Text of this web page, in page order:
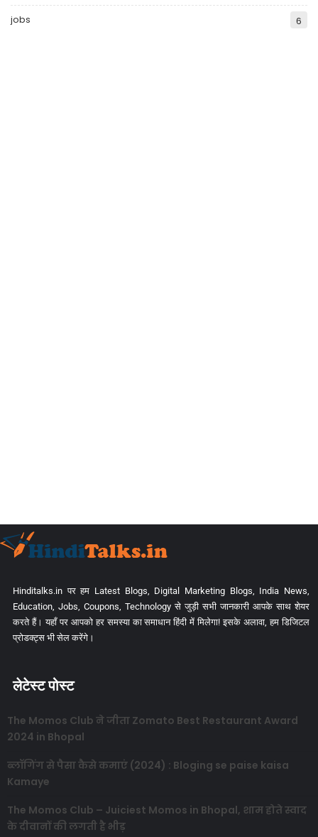
jobs 6
Hinditalks.in पर हम Latest Blogs, Digital Marketing Blogs, India News,
Education, Jobs, Coupons, Technology से जुड़ी सभी जानकारी आपके साथ शेयर
करते हैं। यहाँ पर आपको हर समस्या का समाधान हिंदी में मिलेगा! इसके अलावा, हम डिजिटल
प्रोडक्ट्स भी सेल करेंगे।
लेटेस्ट पोस्ट
The Momos Club ने जीता Zomato Best Restaurant Award
2024 in Bhopal
ब्लॉगिंग से पैसा कैसे कमाएं (2024) : Bloging se paise kaisa
Kamaye
The Momos Club – Juiciest Momos in Bhopal, शाम होते स्वाद
के दीवानों की लगती है भीड़